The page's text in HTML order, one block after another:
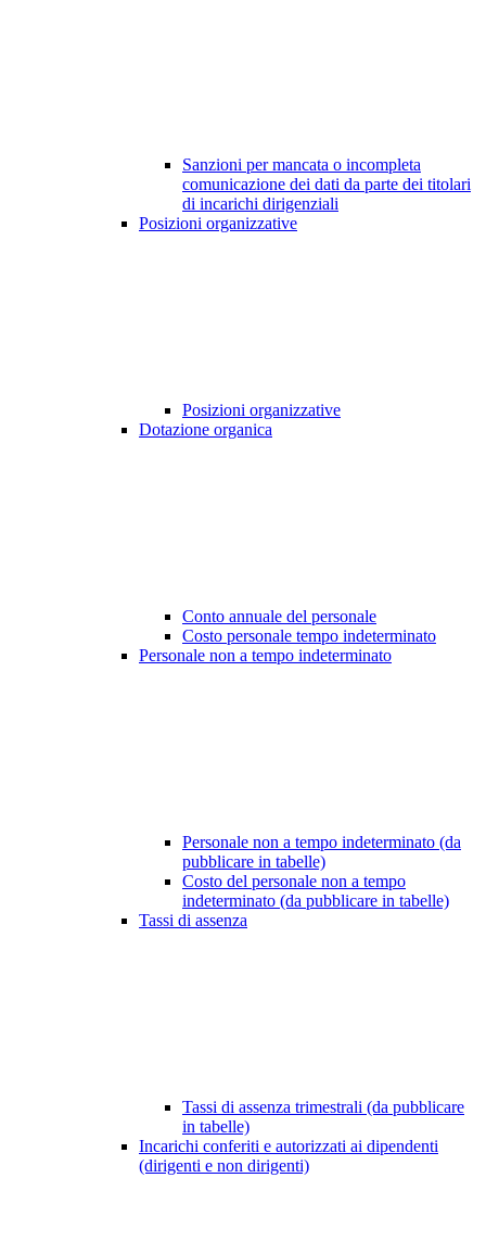
Sanzioni per mancata o incompleta
comunicazione dei dati da parte dei titolari
di incarichi dirigenziali
Posizioni organizzative
Posizioni organizzative
Dotazione organica
Conto annuale del personale
Costo personale tempo indeterminato
Personale non a tempo indeterminato
Personale non a tempo indeterminato (da
pubblicare in tabelle)
Costo del personale non a tempo
indeterminato (da pubblicare in tabelle)
Tassi di assenza
Tassi di assenza trimestrali (da pubblicare
in tabelle)
Incarichi conferiti e autorizzati ai dipendenti
(dirigenti e non dirigenti)